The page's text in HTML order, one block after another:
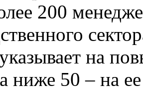
200
на
ниже 50 – на